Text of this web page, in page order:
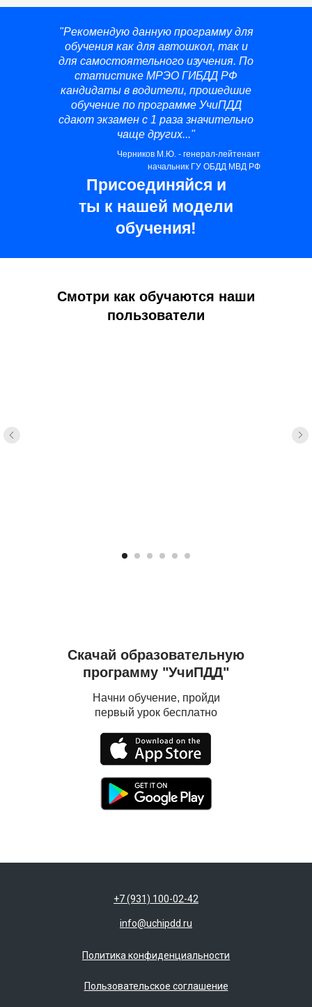
"Рекомендую данную программу для
обучения как для автошкол, так и
для самостоятельного изучения. По
статистике МРЭО ГИБДД РФ
кандидаты в водители, прошедшие
обучение по программе УчиПДД
сдают экзамен с 1 раза значительно
чаще других..."
Присоединяйся и
ты к нашей модели
обучения!
Черников М.Ю. - генерал-лейтенант
начальник ГУ ОБДД МВД РФ
Смотри как обучаются наши
пользователи
Скачай образовательную
программу "УчиПДД"
Начни обучение, пройди
первый урок бесплатно
Политика конфиденциальности
Пользовательское соглашение
info@uchipdd.ru
Приложение УчиПДД
IOS
+7 (931) 100-02-42